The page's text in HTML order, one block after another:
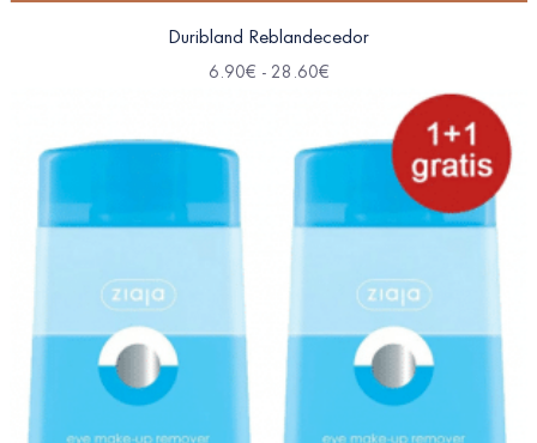
Duribland Reblandecedor
6.90€ - 28.60€